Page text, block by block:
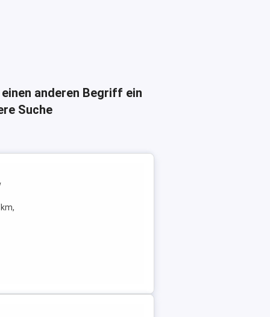
einen anderen Begriff ein
Suche